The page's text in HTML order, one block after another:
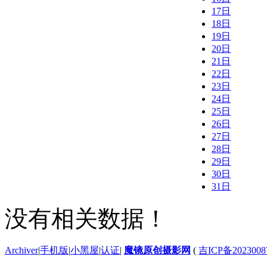
17日
18日
19日
20日
21日
22日
23日
24日
25日
26日
27日
28日
29日
30日
31日
没有相关数据！
Archiver|手机版|小黑屋|认证| 魔镜原创摄影网 ( 吉ICP备